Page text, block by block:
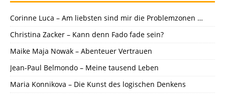
Corinne Luca – Am liebsten sind mir die Problemzonen …
Christina Zacker – Kann denn Fado fade sein?
Maike Maja Nowak – Abenteuer Vertrauen
Jean-Paul Belmondo – Meine tausend Leben
Maria Konnikova – Die Kunst des logischen Denkens